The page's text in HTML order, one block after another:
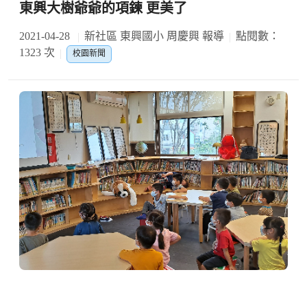
東興大樹爺爺的項鍊 更美了
2021-04-28 新社區 東興國小 周慶興 報導
點閱數：
1323 次
校園新聞